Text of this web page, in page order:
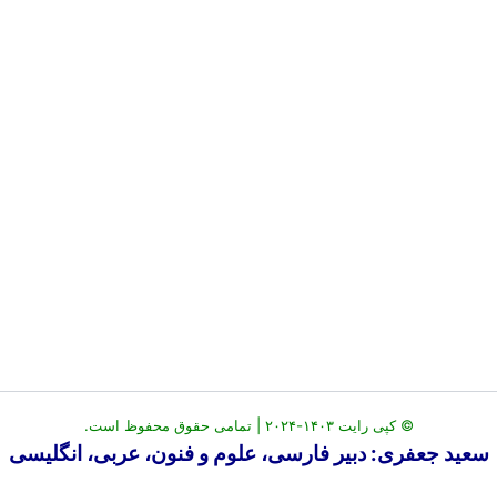
© کپی رایت ۱۴۰۳-۲۰۲۴ | تمامی حقوق محفوظ است.
سعید جعفری: دبیر فارسی، علوم و فنون، عربی، انگلیسی